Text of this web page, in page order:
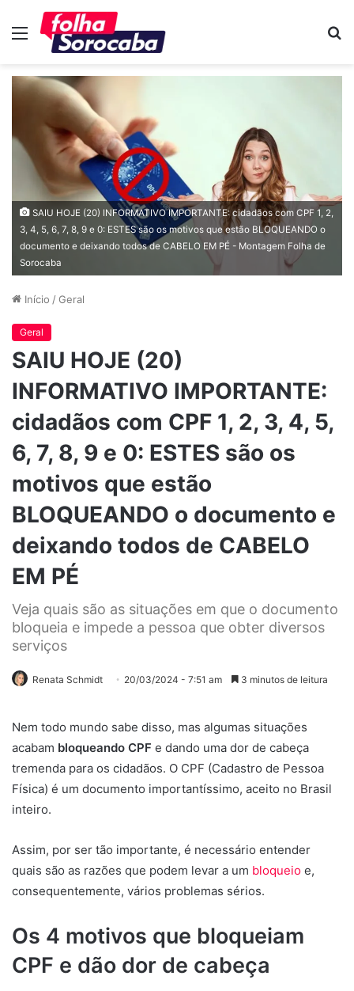
Menu
SAIU HOJE (20) INFORMATIVO IMPORTANTE: cidadãos com CPF 1, 2,
3, 4, 5, 6, 7, 8, 9 e 0: ESTES são os motivos que estão BLOQUEANDO o
documento e deixando todos de CABELO EM PÉ - Montagem Folha de
Sorocaba
Início /Geral
Geral
SAIU HOJE (20)
INFORMATIVO IMPORTANTE:
cidadãos com CPF 1, 2, 3, 4, 5,
6, 7, 8, 9 e 0: ESTES são os
motivos que estão
BLOQUEANDO o documento e
deixando todos de CABELO
EM PÉ
Veja quais são as situações em que o documento
bloqueia e impede a pessoa que obter diversos
serviços
Renata Schmidt 20/03/2024 - 7:51 am 3 minutos de leitura
Nem todo mundo sabe disso, mas algumas situações
acabam bloqueando CPF e dando uma dor de cabeça
tremenda para os cidadãos. O CPF (Cadastro de Pessoa
Física) é um documento importantíssimo, aceito no Brasil
inteiro.
Assim, por ser tão importante, é necessário entender
quais são as razões que podem levar a um bloqueio e,
consequentemente, vários problemas sérios.
Os 4 motivos que bloqueiam
CPF e dão dor de cabeça